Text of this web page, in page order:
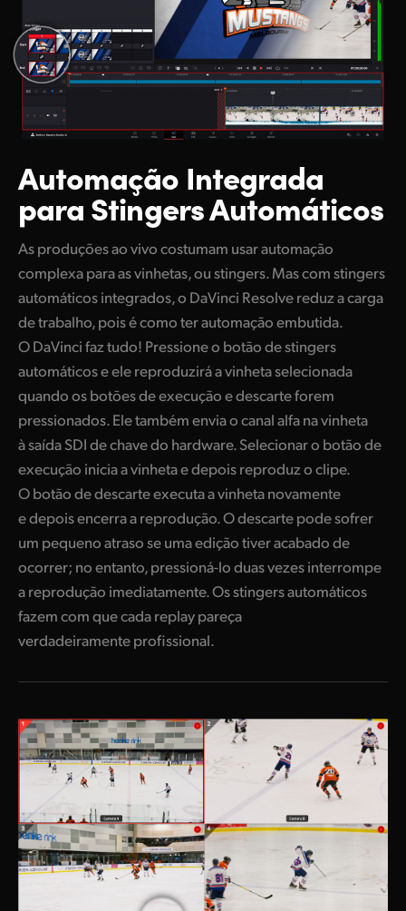
Automação Integrada
para Stingers Automáticos
As produções ao vivo costumam usar automação
complexa para as vinhetas, ou stingers. Mas com stingers
automáticos integrados, o DaVinci Resolve reduz a carga
de trabalho, pois é como ter automação embutida.
O DaVinci faz tudo! Pressione o botão de stingers
automáticos e ele reproduzirá a vinheta selecionada
quando os botões de execução e descarte forem
pressionados. Ele também envia o canal alfa na vinheta
à saída SDI de chave do hardware. Selecionar o botão de
execução inicia a vinheta e depois reproduz o clipe.
O botão de descarte executa a vinheta novamente
e depois encerra a reprodução. O descarte pode sofrer
um pequeno atraso se uma edição tiver acabado de
ocorrer; no entanto, pressioná-lo duas vezes interrompe
a reprodução imediatamente. Os stingers automáticos
fazem com que cada replay pareça
verdadeiramente profissional.